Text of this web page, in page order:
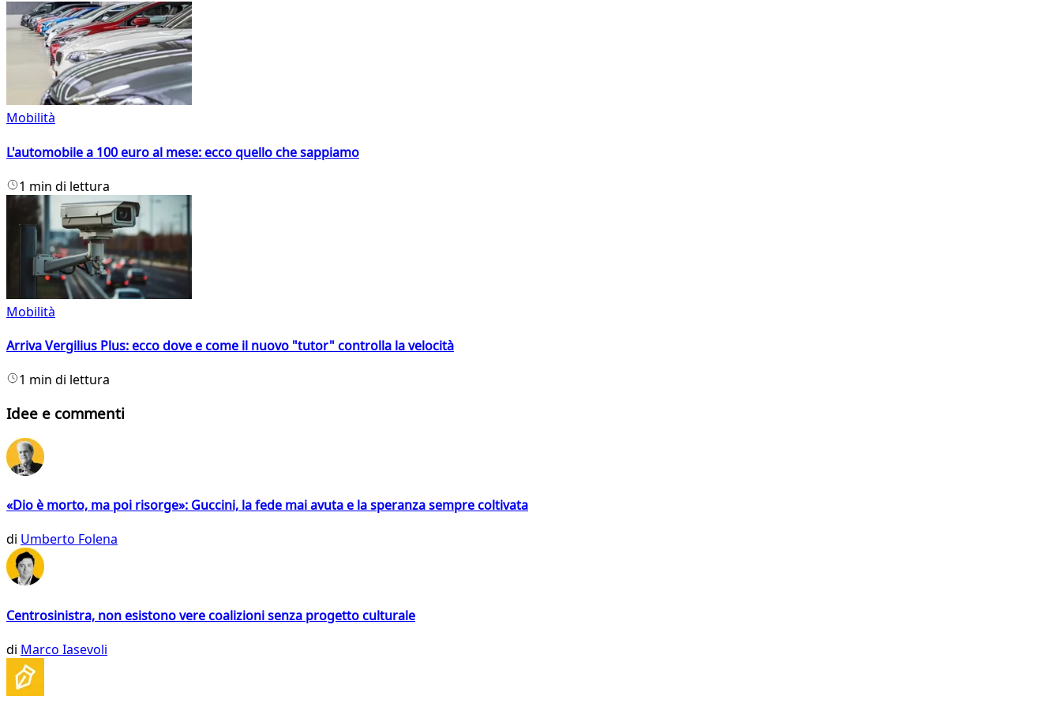
Mobilità
L'automobile a 100 euro al mese: ecco quello che sappiamo
1 min di lettura
Mobilità
Arriva Vergilius Plus: ecco dove e come il nuovo "tutor" controlla la velocità
1 min di lettura
Idee e commenti
«Dio è morto, ma poi risorge»: Guccini, la fede mai avuta e la speranza sempre coltivata
di Umberto Folena
Centrosinistra, non esistono vere coalizioni senza progetto culturale
di Marco Iasevoli